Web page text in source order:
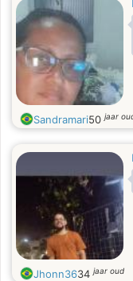
Sandramari50jaar
Jhonn3634jaar oud